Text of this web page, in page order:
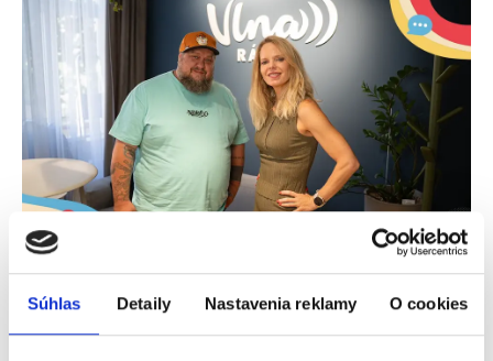
Súhlas Detaily Nastavenia reklamy O cookies
Zdroj obrázku: Archív Didiany
Leto a grilovanie patria jednoducho k sebe. V